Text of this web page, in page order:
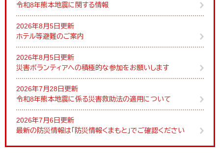
令和8年熊本地震に関する情報
2026年8月5日更新
ホテル等避難のご案内
2026年8月5日更新
災害ボランティアへの積極的な参加をお願いします
2026年7月28日更新
令和8年熊本地震に係る災害救助法の適用について
2026年7月6日更新
最新の防災情報は「防災情報くまもと」でご確認ください